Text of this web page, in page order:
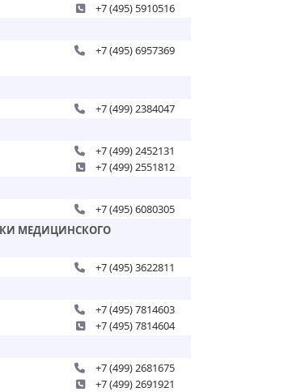
+7 (495) 5910516
+7 (495) 6957369
+7 (499) 2384047
+7 (499) 2452131
+7 (499) 2551812
+7 (495) 6080305
МЕДИЦИНСКОГО
+7 (495) 3622811
+7 (495) 7814603
+7 (495) 7814604
+7 (499) 2681675
+7 (499) 2691921